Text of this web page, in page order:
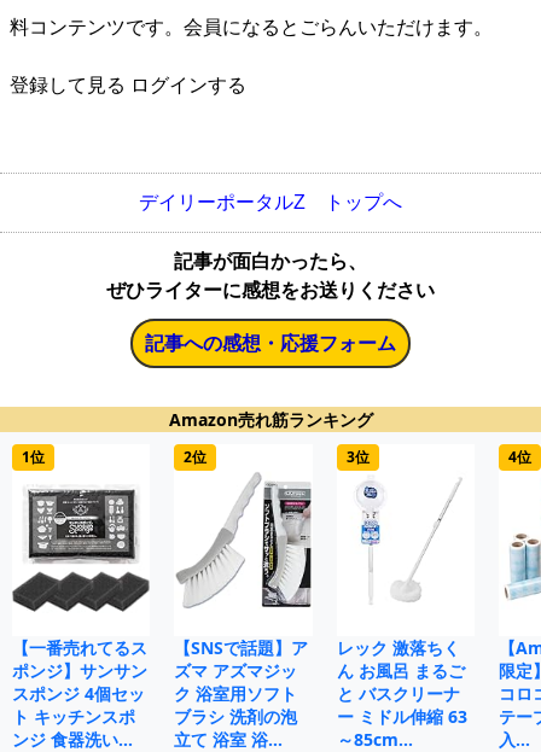
料コンテンツです。会員になるとごらんいただけます。
登録して見る ログインする
デイリーポータルZ トップへ
記事が面白かったら、
ぜひライターに感想をお送りください
記事への感想・応援フォーム
Amazon売れ筋ランキング
1位
【一番売れてるス
ポンジ】サンサン
スポンジ 4個セッ
ト キッチンスポ
ンジ 食器洗い…
2位
【SNSで話題】ア
ズマ アズマジッ
ク 浴室用ソフト
ブラシ 洗剤の泡
立て 浴室 浴…
3位
レック 激落ちく
ん お風呂 まるご
と バスクリーナ
ー ミドル伸縮 63
～85cm…
4位
【
限定
コロ
テー
入…